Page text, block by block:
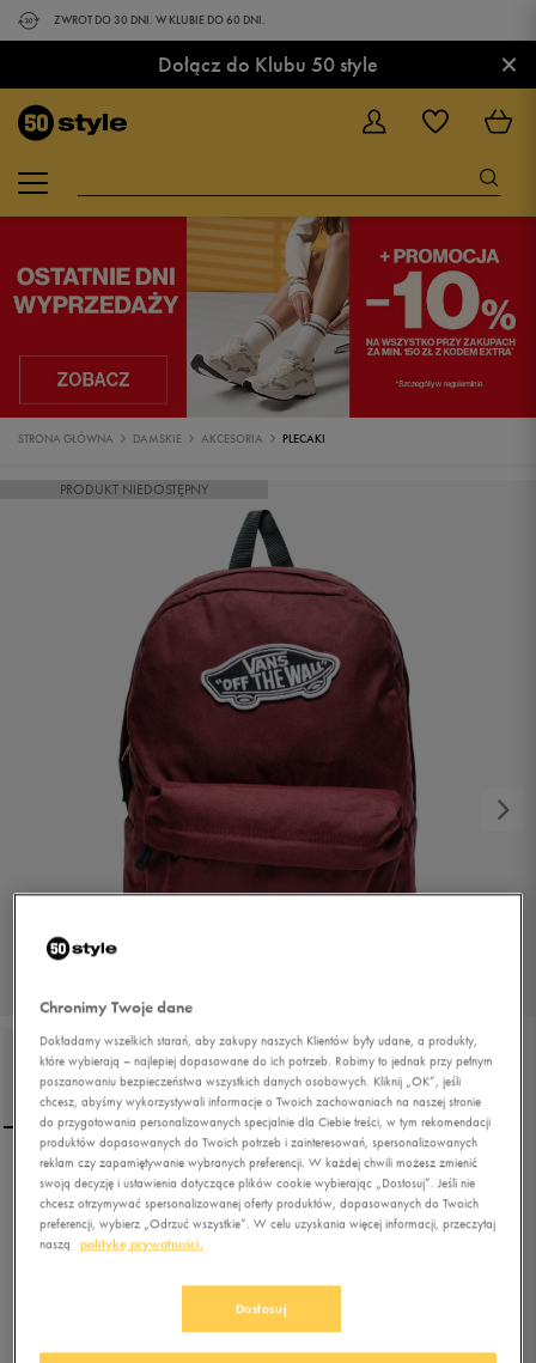
ZWROT DO 30 DNI. W KLUBIE DO 60 DNI.
Dołącz do Klubu 50 style ×
STRONA GŁÓWNA DAMSKIE AKCESORIA PLECAKI
PRODUKT NIEDOSTĘPNY
VANS REALM BACKPACK
KLUBIE 50 STYLE
Chronimy Twoje dane
Dokładamy wszelkich starań, aby zakupy naszych Klientów były udane, a produkty,
które wybierają – najlepiej dopasowane do ich potrzeb. Robimy to jednak przy pełnym
poszanowaniu bezpieczeństwa wszystkich danych osobowych. Kliknij „OK”, jeśli
chcesz, abyśmy wykorzystywali informacje o Twoich zachowaniach na naszej stronie
do przygotowania personalizowanych specjalnie dla Ciebie treści, w tym rekomendacji
produktów dopasowanych do Twoich potrzeb i zainteresowań, spersonalizowanych
reklam czy zapamiętywanie wybranych preferencji. W każdej chwili możesz zmienić
swoją decyzję i ustawienia dotyczące plików cookie wybierając „Dostosuj”. Jeśli nie
chcesz otrzymywać spersonalizowanej oferty produktów, dopasowanych do Twoich
preferencji, wybierz „Odrzuć wszystkie”. W celu uzyskania więcej informacji, przeczytaj
naszą politykę prywatności.
Dostosuj